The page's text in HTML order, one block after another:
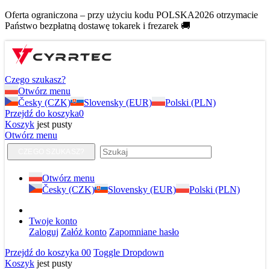
Oferta ograniczona – przy użyciu kodu POLSKA2026 otrzymacie
Państwo bezpłatną dostawę tokarek i frezarek 🚚
Czego szukasz?
Otwórz menu
Česky (CZK)
Slovensky (EUR)
Polski (PLN)
Przejdź do koszyka0
Koszyk jest pusty
Otwórz menu
Otwórz menu
Česky (CZK)
Slovensky (EUR) Polski (PLN)
Twoje konto
Zaloguj Załóż konto Zapomniane hasło
Przejdź do koszyka 00 Toggle Dropdown
Koszyk jest pusty